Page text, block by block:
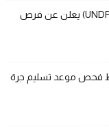
برنامج الأمم المتحدة الإنمائي (UNDP) يعلن عن فرص
فحص موعد تسليم جرة